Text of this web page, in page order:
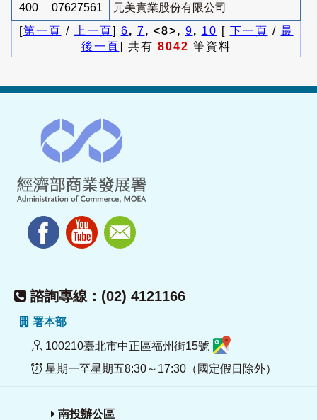
400 07627561
元美實業股份有限公司
[第一頁 / 上一頁] 6, 7, <8>, 9, 10 [ 下一頁 / 最
後一頁] 共有 8042 筆資料
諮詢專線：(02) 4121166
署本部
100210臺北市中正區福州街15號
星期一至星期五8:30～17:30（國定假日除外）
南投辦公區